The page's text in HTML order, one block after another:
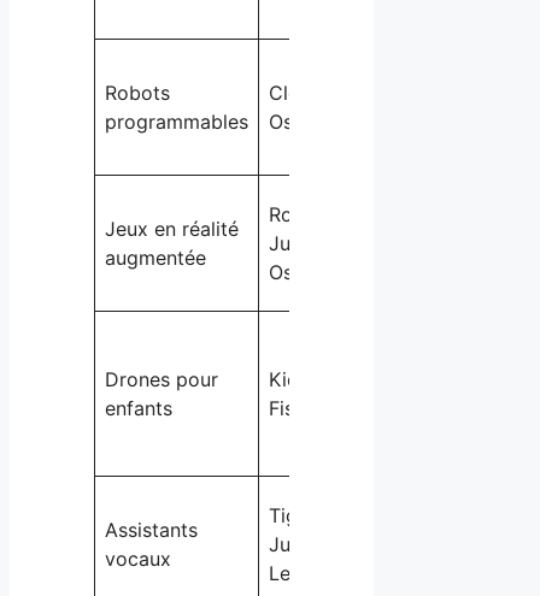
Robots
programmables
Clementoni,
Osmo
Jeux en réalité
augmentée
Roblox
Junior,
Osmo
Drones pour
enfants
KidKraft,
Fisher-Price
Assistants
vocaux
TigTag
Junior,
LeapFrog